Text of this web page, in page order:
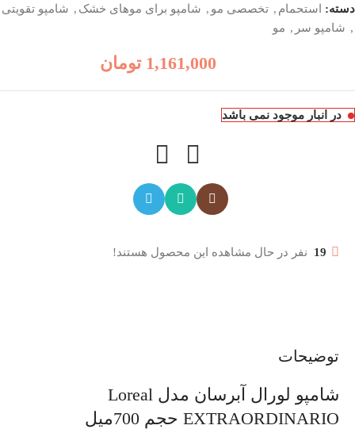
دسته: استحمام , تخصصی مو , شامپو برای موهای خشک , شامپو تقویتی
, شامپو سر , مو
1,161,000 تومان
در انبار موجود نمی باشد
19 نفر در حال مشاهده این محصول هستند!
توضیحات
شامپو لورال آبرسان مدل Loreal
EXTRAORDINARIO حجم 700میل